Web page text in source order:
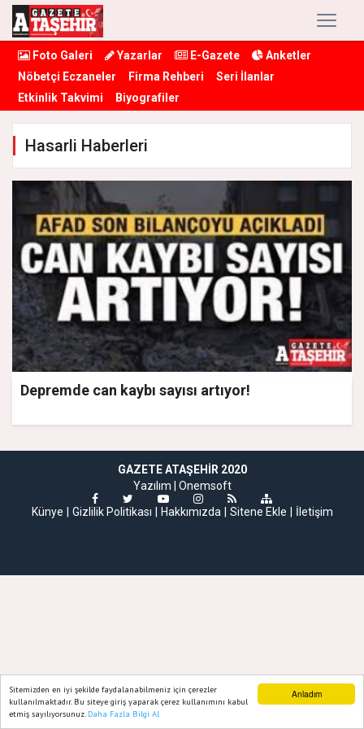
Anladım
Sitemizden en iyi şekilde faydalanabilmeniz için çerezler
kullanılmaktadır. Bu siteye giriş yaparak çerez kullanımını kabul
etmiş sayılıyorsunuz. Daha Fazla Bilgi Al
Foto Galeri Yazarlar E-Gazete
Anketler
Nöbetçi Eczaneler
Firma Rehberi
Seri İlanlar
Etkinlik Takvimi
Biyografiler
Hasarli Haberleri
Depremde can kaybı sayısı artıyor!
GAZETE ATAŞEHIR 2020
Yazılım | Onemsoft
Künye
Gizlilik Politikası Hakkımızda Sitene Ekle İletişim
Ana Sayfa Web TV